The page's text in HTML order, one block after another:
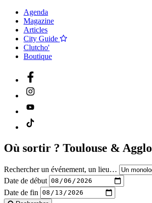
Agenda
Magazine
Articles
City Guide
Clutcho'
Boutique
Où sortir ? Toulouse & Agglo
Rechercher un événement, un lieu…
Date de début
Date de fin